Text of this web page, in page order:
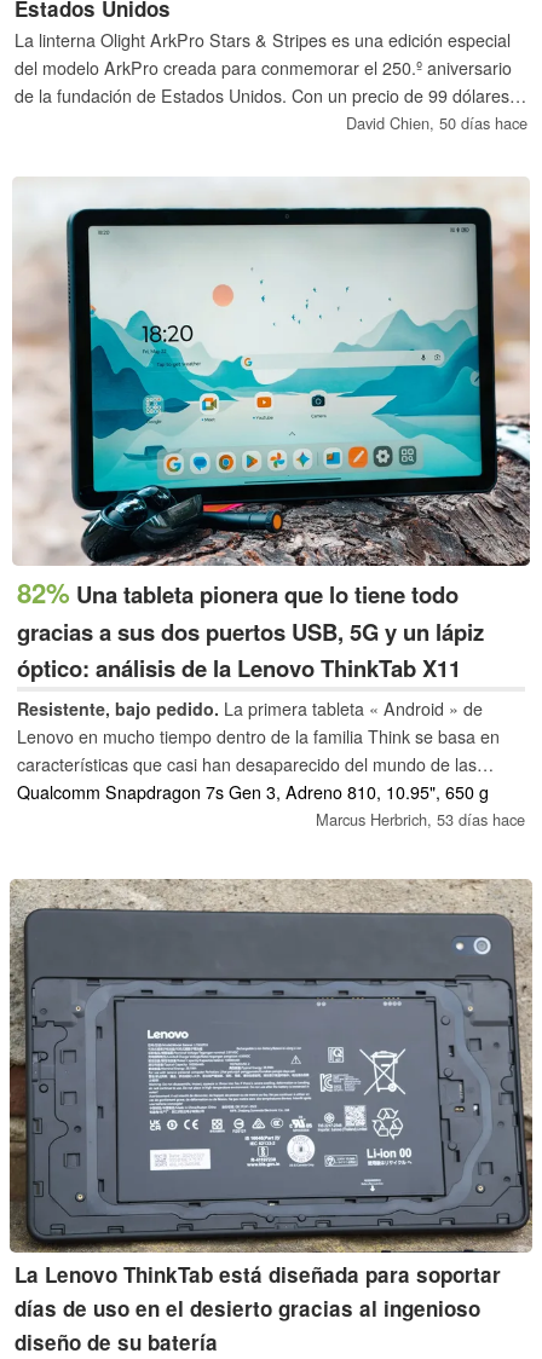
Estados Unidos
La linterna Olight ArkPro Stars & Stripes es una edición especial
del modelo ArkPro creada para conmemorar el 250.º aniversario
de la fundación de Estados Unidos. Con un precio de 99 dólares,
esta linterna EDC de inspiración patriótica presenta un llamativo
metálico envejecido que le confiere un aspecto robusto.
David Chien, 50 días hace
82% Una tableta pionera que lo tiene todo
gracias a sus dos puertos USB, 5G y un lápiz
óptico: análisis de la Lenovo ThinkTab X11
Resistente, bajo pedido. La primera tableta « Android » de
Lenovo en mucho tiempo dentro de la familia Think se basa en
características que casi han desaparecido del mundo de las
tabletas. Entre ellas se incluyen una ranura para tarjetas SD y
una toma de auriculares de 3,5 mm. Sin embargo, la
ThinkTab X11 Gen 1 en un dispositivo verdaderamente repleto de
funciones.
Qualcomm Snapdragon 7s Gen 3, Adreno 810, 10.95", 650 g
Marcus Herbrich, 53 días hace
La Lenovo ThinkTab está diseñada para soportar
días de uso en el desierto gracias al ingenioso
diseño de su batería